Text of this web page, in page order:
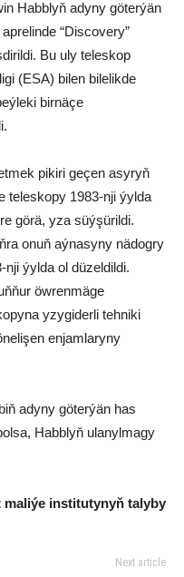
Habblyň adyny göterýän
“Discovery”
Bu uly teleskop
(ESA) bilen bilelikde
birnäçe
pikiri geçen asyryň
teleskopy 1983-nji ýylda
görä, yza süýşürildi.
onuň aýnasyny nädogry
nji ýylda ol düzeldildi.
öwrenmäge
yzygiderli tehniki
enjamlaryny
adyny göterýän has
Habblyň ulanylmagy
maliýe institutynyň talyby
Next article